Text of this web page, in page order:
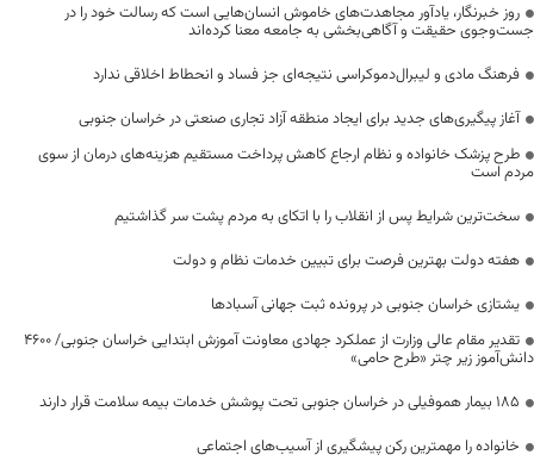
روز خبرنگار، یادآور مجاهدت‌های خاموش انسان‌هایی است که رسالت خود را در
جست‌وجوی حقیقت و آگاهی‌بخشی به جامعه معنا کرده‌اند
فرهنگ مادی و لیبرال‌دموکراسی نتیجه‌ای جز فساد و انحطاط اخلاقی ندارد
آغاز پیگیری‌های جدید برای ایجاد منطقه آزاد تجاری صنعتی در خراسان جنوبی
طرح پزشک خانواده و نظام ارجاع کاهش پرداخت مستقیم هزینه‌های درمان از سوی
مردم است
سخت‌ترین شرایط پس از انقلاب را با اتکای به مردم پشت سر گذاشتیم
هفته دولت بهترین فرصت برای تبیین خدمات نظام و دولت
یشتازی خراسان جنوبی در پرونده ثبت جهانی آسبادها
تقدیر مقام عالی وزارت از عملکرد جهادی معاونت آموزش ابتدایی خراسان جنوبی/ ۴۶۰۰
دانش‌آموز زیر چتر «طرح حامی»
۱۸۵ بیمار هموفیلی در خراسان جنوبی تحت پوشش خدمات بیمه سلامت قرار دارند
خانواده را مهمترین رکن پیشگیری از آسیب‌های اجتماعی